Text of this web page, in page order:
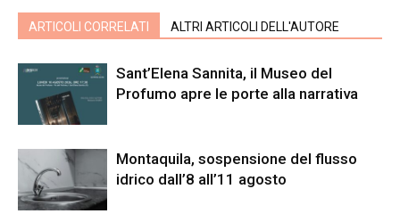
ARTICOLI CORRELATI ALTRI ARTICOLI DELL'AUTORE
Sant’Elena Sannita, il Museo del
Profumo apre le porte alla narrativa
Montaquila, sospensione del flusso
idrico dall’8 all’11 agosto